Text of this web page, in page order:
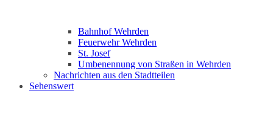
Bahnhof Wehrden
Feuerwehr Wehrden
St. Josef
Umbenennung von Straßen in Wehrden
Nachrichten aus den Stadtteilen
Sehenswert